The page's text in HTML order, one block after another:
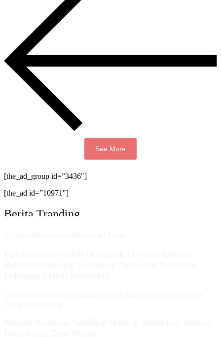
See More
[the_ad_group id=”3436″]
[the_ad id=”10971″]
Berita Tranding